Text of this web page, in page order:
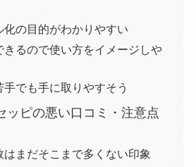
化の目的がわかりやすい
きるので使い方をイメージしや
手でも手に取りやすそう
ッピの悪い口コミ・注意点
はまだそこまで多くない印象